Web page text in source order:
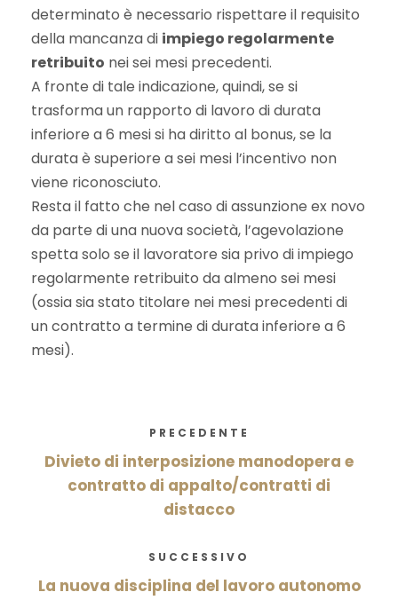
determinato è necessario rispettare il requisito
della mancanza di impiego regolarmente
retribuito nei sei mesi precedenti.
A fronte di tale indicazione, quindi, se si
trasforma un rapporto di lavoro di durata
inferiore a 6 mesi si ha diritto al bonus, se la
durata è superiore a sei mesi l’incentivo non
viene riconosciuto.
Resta il fatto che nel caso di assunzione ex novo
da parte di una nuova società, l’agevolazione
spetta solo se il lavoratore sia privo di impiego
regolarmente retribuito da almeno sei mesi
(ossia sia stato titolare nei mesi precedenti di
un contratto a termine di durata inferiore a 6
mesi).
PRECEDENTE
Divieto di interposizione manodopera e
contratto di appalto/contratti di
distacco
SUCCESSIVO
La nuova disciplina del lavoro autonomo